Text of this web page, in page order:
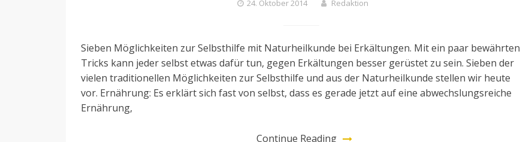
24. Oktober 2014 Redaktion
Sieben Möglichkeiten zur Selbsthilfe mit Naturheilkunde bei Erkältungen. Mit ein paar bewährten
Tricks kann jeder selbst etwas dafür tun, gegen Erkältungen besser gerüstet zu sein. Sieben der
vielen traditionellen Möglichkeiten zur Selbsthilfe und aus der Naturheilkunde stellen wir heute
vor. Ernährung: Es erklärt sich fast von selbst, dass es gerade jetzt auf eine abwechslungsreiche
Ernährung,
Continue Reading